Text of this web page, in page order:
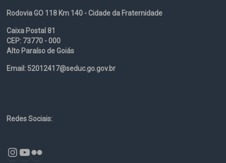
Rodovia GO 118 Km 140 - Cidade da Fraternidade
Caixa Postal 81
CEP: 73770 - 000
Alto Paraíso de Goiás
Email: 52012417@seduc.go.gov.br
Redes Sociais:
Instagram
YouTube
Flickr